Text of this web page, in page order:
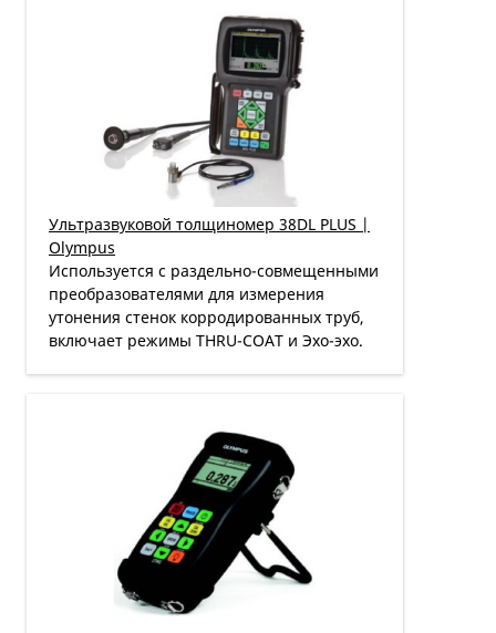
Ультразвуковой толщиномер 38DL PLUS |
Olympus
Используется с раз­дельно-совмещенными
преобразователями для измерения
утонения стенок корродированных труб,
включает режимы THRU-COAT и Эхо-эхо.